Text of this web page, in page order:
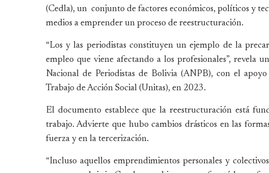
(Cedla), un conjunto de factores económicos, políticos y
medios a emprender un proceso de reestructuración.
“Los y las periodistas constituyen un ejemplo de la
empleo que viene afectando a los profesionales”, revela
Nacional de Periodistas de Bolivia (ANPB), con el
Trabajo de Acción Social (Unitas), en 2023.
El documento establece que la reestructuración está
trabajo. Advierte que hubo cambios drásticos en las
fuerza y en la tercerización.
“Incluso aquellos emprendimientos personales y